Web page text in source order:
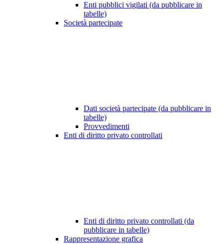
Enti pubblici vigilati (da pubblicare in
tabelle)
Società partecipate
Dati società partecipate (da pubblicare in
tabelle)
Provvedimenti
Enti di diritto privato controllati
Enti di diritto privato controllati (da
pubblicare in tabelle)
Rappresentazione grafica